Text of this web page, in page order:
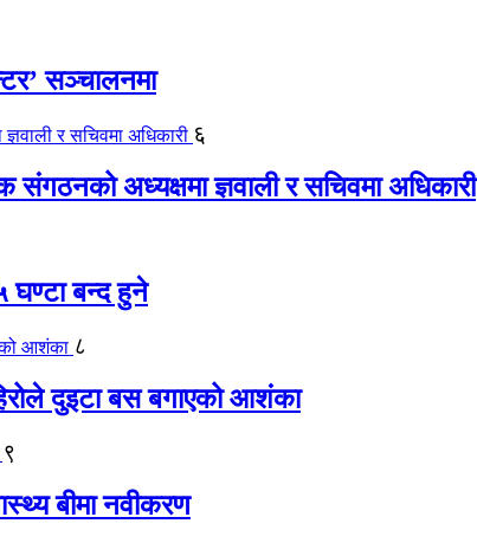
सञ्चालनमा
६
अध्यक्षमा ज्ञवाली र सचिवमा अधिकारी
घण्टा बन्द हुने
८
दुइटा बस बगाएको आशंका
९
बीमा नवीकरण